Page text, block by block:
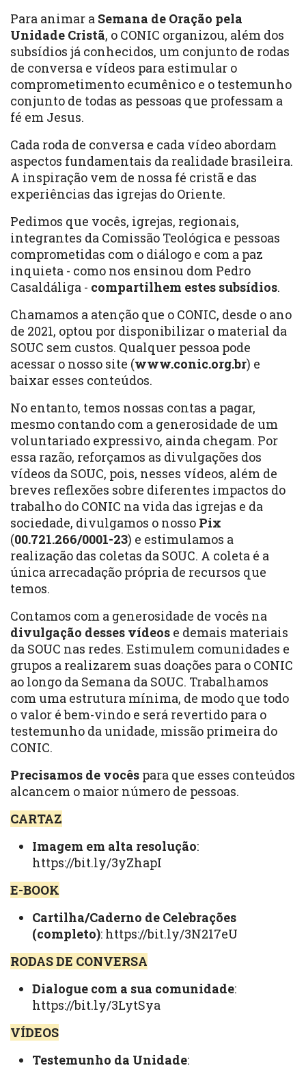
Para animar a Semana de Oração pela
Unidade Cristã, o CONIC organizou, além dos
subsídios já conhecidos, um conjunto de rodas
de conversa e vídeos para estimular o
comprometimento ecumênico e o testemunho
conjunto de todas as pessoas que professam a
fé em Jesus.
Cada roda de conversa e cada vídeo abordam
aspectos fundamentais da realidade brasileira.
A inspiração vem de nossa fé cristã e das
experiências das igrejas do Oriente.
Pedimos que vocês, igrejas, regionais,
integrantes da Comissão Teológica e pessoas
comprometidas com o diálogo e com a paz
inquieta - como nos ensinou dom Pedro
Casaldáliga - compartilhem estes subsídios.
Chamamos a atenção que o CONIC, desde o ano
de 2021, optou por disponibilizar o material da
SOUC sem custos. Qualquer pessoa pode
acessar o nosso site (www.conic.org.br) e
baixar esses conteúdos.
No entanto, temos nossas contas a pagar,
mesmo contando com a generosidade de um
voluntariado expressivo, ainda chegam. Por
essa razão, reforçamos as divulgações dos
vídeos da SOUC, pois, nesses vídeos, além de
breves reflexões sobre diferentes impactos do
trabalho do CONIC na vida das igrejas e da
sociedade, divulgamos o nosso Pix
(00.721.266/0001-23) e estimulamos a
realização das coletas da SOUC. A coleta é a
única arrecadação própria de recursos que
temos.
Contamos com a generosidade de vocês na
divulgação desses vídeos e demais materiais
da SOUC nas redes. Estimulem comunidades e
grupos a realizarem suas doações para o CONIC
ao longo da Semana da SOUC. Trabalhamos
com uma estrutura mínima, de modo que todo
o valor é bem-vindo e será revertido para o
testemunho da unidade, missão primeira do
CONIC.
Precisamos de vocês para que esses conteúdos
alcancem o maior número de pessoas.
CARTAZ
Imagem em alta resolução:
https://bit.ly/3yZhapI
E-BOOK
Cartilha/Caderno de Celebrações
(completo): https://bit.ly/3N217eU
RODAS DE CONVERSA
Dialogue com a sua comunidade:
https://bit.ly/3LytSya
VÍDEOS
Testemunho da Unidade: